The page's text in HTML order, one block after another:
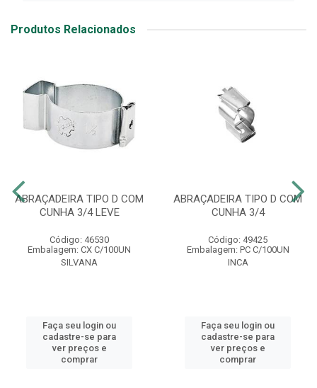
Produtos Relacionados
ABRAÇADEIRA TIPO D COM
CUNHA 3/4 LEVE
Código: 46530
Embalagem: CX C/100UN
SILVANA
Faça seu login ou
cadastre-se para
ver preços e
comprar
ABRAÇADEIRA TIPO D COM
CUNHA 3/4
Código: 49425
Embalagem: PC C/100UN
INCA
Faça seu login ou
cadastre-se para
ver preços e
comprar